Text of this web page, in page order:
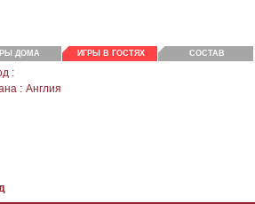
ДОМА ИГРЫ В ГОСТЯХ СОСТАВ
:
: Англия